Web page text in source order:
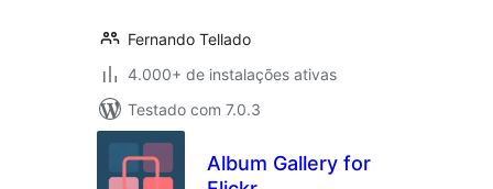
Fernando Tellado
4.000+ de instalações ativas
Testado com 7.0.3
Album Gallery for